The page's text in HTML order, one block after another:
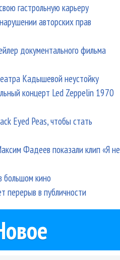
гастрольную карьеру
авторских прав
документального фильма
Кадышевой неустойку
концерт Led Zeppelin 1970
Eyed Peas, чтобы стать
Фадеев показали клип «Я не
большом кино
перерыв в публичности